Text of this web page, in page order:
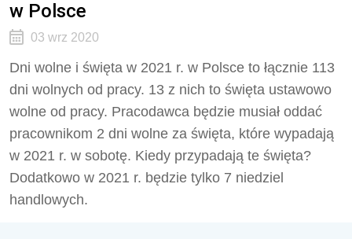
w Polsce
03 wrz 2020
Dni wolne i święta w 2021 r. w Polsce to łącznie 113
dni wolnych od pracy. 13 z nich to święta ustawowo
wolne od pracy. Pracodawca będzie musiał oddać
pracownikom 2 dni wolne za święta, które wypadają
w 2021 r. w sobotę. Kiedy przypadają te święta?
Dodatkowo w 2021 r. będzie tylko 7 niedziel
handlowych.